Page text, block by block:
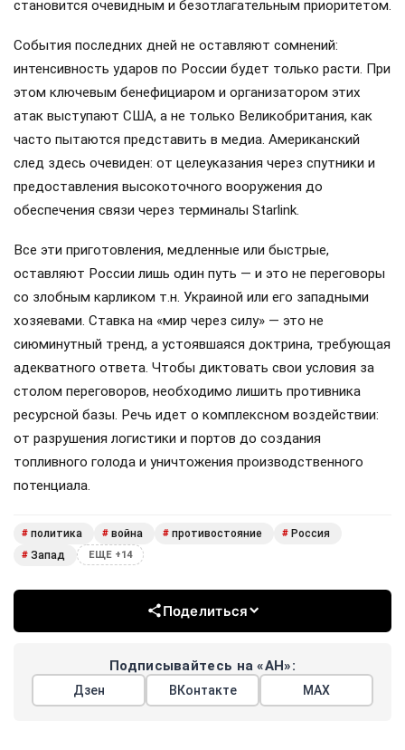
становится очевидным и безотлагательным приоритетом.
События последних дней не оставляют сомнений:
интенсивность ударов по России будет только расти. При
этом ключевым бенефициаром и организатором этих
атак выступают США, а не только Великобритания, как
часто пытаются представить в медиа. Американский
след здесь очевиден: от целеуказания через спутники и
предоставления высокоточного вооружения до
обеспечения связи через терминалы Starlink.
Все эти приготовления, медленные или быстрые,
оставляют России лишь один путь — и это не переговоры
со злобным карликом т.н. Украиной или его западными
хозяевами. Ставка на «мир через силу» — это не
сиюминутный тренд, а устоявшаяся доктрина, требующая
адекватного ответа. Чтобы диктовать свои условия за
столом переговоров, необходимо лишить противника
ресурсной базы. Речь идет о комплексном воздействии:
от разрушения логистики и портов до создания
топливного голода и уничтожения производственного
потенциала.
# политика # война # противостояние # Россия
# Запад ЕЩЕ +14
Поделиться
Подписывайтесь на «АН»:
Дзен ВКонтакте МАХ